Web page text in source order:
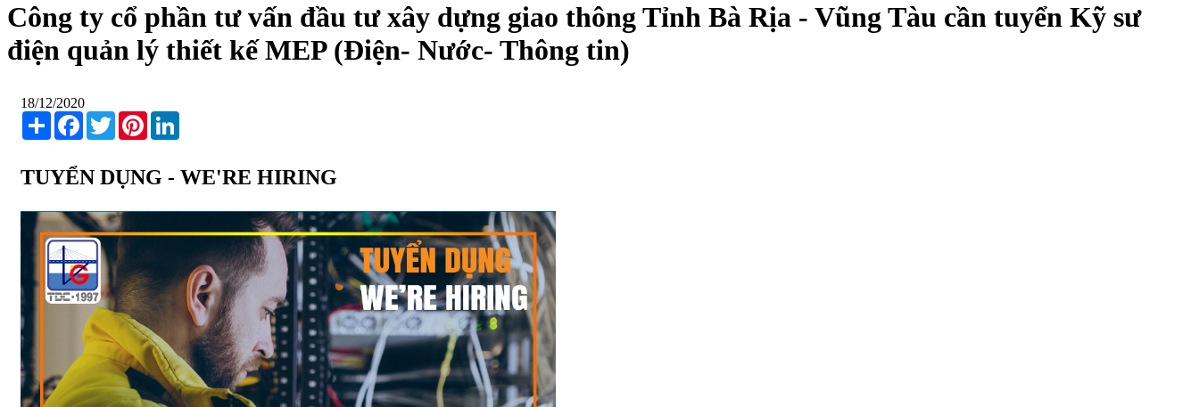
Công ty cổ phần tư vấn đầu tư xây dựng giao thông Tỉnh Bà Rịa - Vũng Tàu cần tuyển Kỹ sư
điện quản lý thiết kế MEP (Điện- Nước- Thông tin)
18/12/2020
Share Facebook
TwitterPinterest
TUYỂN DỤNG - WE'RE HIRING